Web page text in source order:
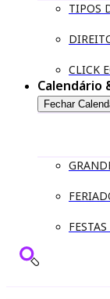
TIPOS
CLICK
Calendário
Fechar